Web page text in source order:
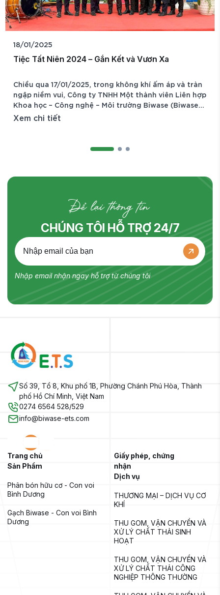
2024 – Gắn Kết và Vươn Xa
01/2025, trong không khí ấm áp và tràn
Công ty TNHH Một thành viên Liên hợp
nghệ – Môi trường Biwase (Biwase
lại năm 2024 bằng buổi tiệc tất niên
Chiều ngày
Nước - Môi
chức Lễ Ra
Để lại thông tin
CHÚNG TÔI HỖ TRỢ 24/7
Nhập email nhận ngay hỗ trợ từ chúng tôi
Số 39, Tổ 8, Khu phố 1B, Phường Chánh Phú Hòa, Thành
phố Hồ Chí Minh, Việt Nam
0274 6564 528/529
info@biwase-ets.com
Trang chủ
Sản Phẩm
Phân bón hữu cơ - Con voi
Bình Dương
Gạch Biwase - Con voi Bình
Dương
Giấy phép, chứng
nhận
Dịch vụ
THƯƠNG MẠI – DỊCH VỤ CƠ
KHÍ
THU GOM, VẬN CHUYỂN VÀ
XỬ LÝ CHẤT THẢI SINH
HOẠT
THU GOM, VẬN CHUYỂN VÀ
XỬ LÝ CHẤT THẢI CÔNG
NGHIỆP THÔNG THƯỜNG